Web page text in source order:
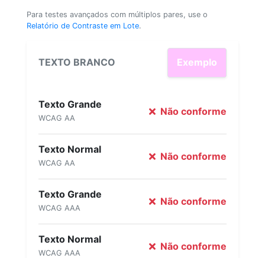
Para testes avançados com múltiplos pares, use o
Relatório de Contraste em Lote.
TEXTO BRANCO Exemplo
Texto Grande
WCAG AA
Não conforme
Texto Normal
WCAG AA
Não conforme
Texto Grande
WCAG AAA
Não conforme
Texto Normal
WCAG AAA
Não conforme